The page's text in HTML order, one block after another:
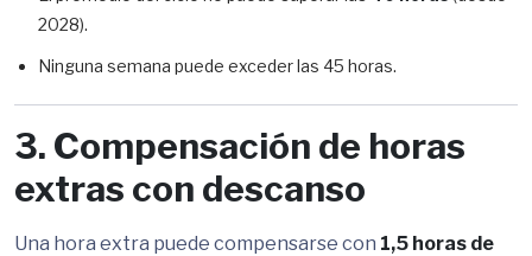
2028).
Ninguna semana puede exceder las 45 horas.
3. Compensación de horas
extras con descanso
Una hora extra puede compensarse con 1,5 horas de